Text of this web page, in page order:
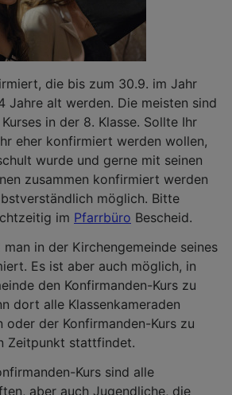
die bis zum 30.9. im Jahr
Jahre alt werden. Die meisten sind
in der 8. Klasse. Sollte Ihr
eher konfirmiert werden wollen,
wurde und gerne mit seinen
zusammen konfirmiert werden
möglich. Bitte
im Pfarrbüro Bescheid.
in der Kirchengemeinde seines
Es ist aber auch möglich, in
den Konfirmanden-Kurs zu
dort alle Klassenkameraden
der Konfirmanden-Kurs zu
Zeitpunkt stattfindet.
Kurs sind alle
aber auch Jugendliche, die